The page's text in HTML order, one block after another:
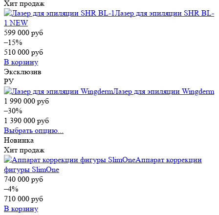
Хит продаж
Лазер для эпиляции SHR BL-
1 NEW
599 000 руб
–15%
510 000 руб
В корзину
Эксклюзив
РУ
Лазер для эпиляции Wingderm
1 990 000 руб
–30%
1 390 000 руб
Выбрать опцию...
Новинка
Хит продаж
Аппарат коррекции
фигуры SlimOne
740 000 руб
–4%
710 000 руб
В корзину